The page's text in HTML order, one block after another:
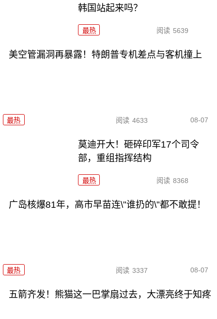
韩国站起来吗？
最热 阅读 5639
美空管漏洞再暴露！特朗普专机差点与客机撞上
最热 阅读 4633 08-07
莫迪开大！砸碎印军17个司令
部，重组指挥结构
最热 阅读 8368
广岛核爆81年，高市早苗连\"谁扔的\"都不敢提！
最热 阅读 3337 08-07
五箭齐发！熊猫这一巴掌扇过去，大漂亮终于知疼